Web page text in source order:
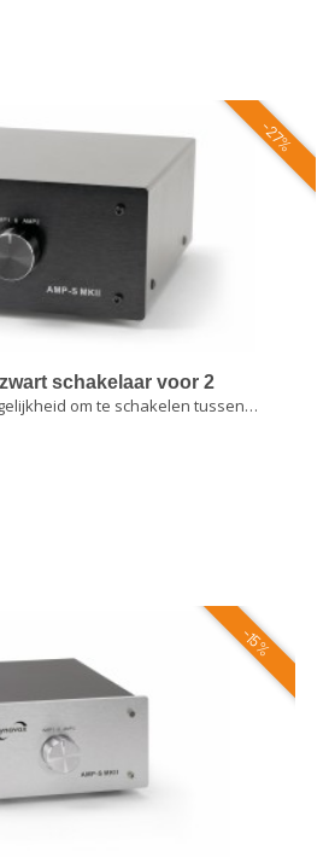
-27%
schakelaar voor 2
om te schakelen tussen…
-15%